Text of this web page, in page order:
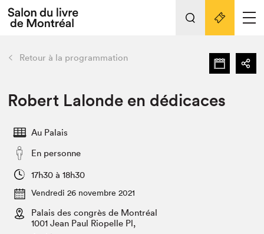
Espace médias
Tout sur l'édition 2022
Actualités
Vidéos et Balados
Club de lecture Braindate
retour Nos activités
Édition 2022
Planifier sa visite
Projets partenaires 2022
Liens pratiques
Retour à la programmation
Robert Lalonde en dédicaces
Au Palais
En personne
17h30 à 18h30
Vendredi 26 novembre 2021
Palais des congrès de Montréal
1001 Jean Paul Riopelle Pl,